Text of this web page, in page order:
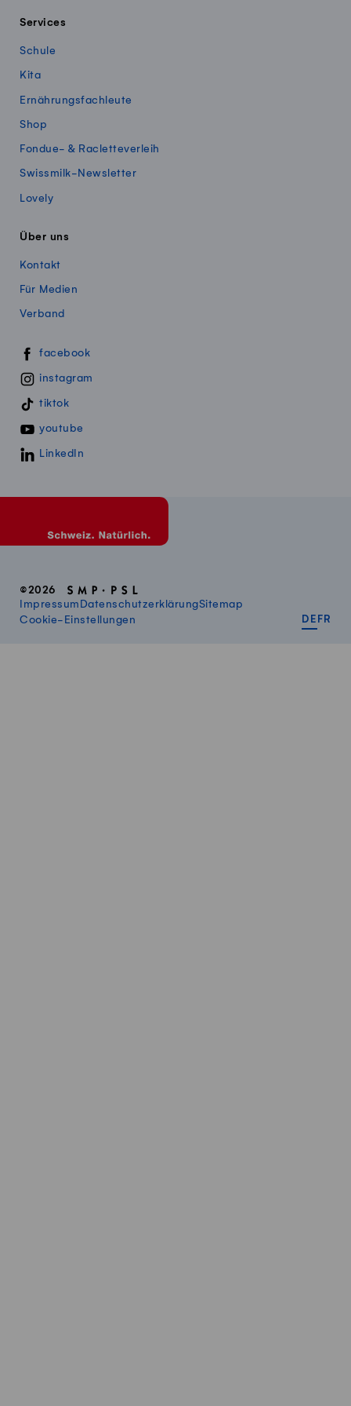
Services
Schule
Kita
Ernährungsfachleute
Shop
Fondue- & Racletteverleih
Swissmilk-Newsletter
Lovely
Über uns
Kontakt
Für Medien
Verband
Swissmillk auf Social Media
facebook
instagram
tiktok
youtube
LinkedIn
©2026
Impressum DatenschutzerklärungSitemap
Cookie-Einstellungen
DE FR